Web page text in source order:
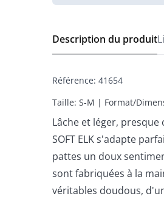
Description du produit
Référence: 41654
Taille: S-M | Format/
Lâche et léger, presque
SOFT ELK s'adapte
pattes un doux
sont fabriquées à la
véritables doudous,